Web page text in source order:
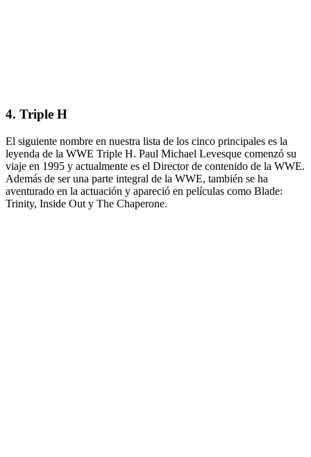
4. Triple H
El siguiente nombre en nuestra lista de los cinco principales es la
leyenda de la WWE Triple H. Paul Michael Levesque comenzó su
viaje en 1995 y actualmente es el Director de contenido de la WWE.
Además de ser una parte integral de la WWE, también se ha
aventurado en la actuación y apareció en películas como Blade:
Trinity, Inside Out y The Chaperone.